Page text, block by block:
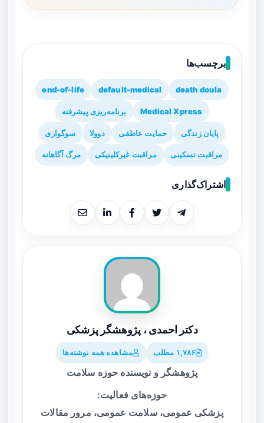
برچسب‌ها
death doula
default-medical
end-of-life
Medical Xpress برنامه‌ریزی پیشرفته
پایان زندگی حمایت عاطفی دوولا سوگواری
مراقبت تسکینی مراقبت غیرکلینیکی مرگ آگاهانه
اشتراک‌گذاری
دکتر احمدی ، پژوهشگر پزشکی
۱,۷۸۶ مطلب مشاهده همه نوشته‌ها
پژوهشگر و نویسنده حوزه سلامت
حوزه‌های فعالیت:
پزشکی عمومی، سلامت عمومی، مرور مقالات